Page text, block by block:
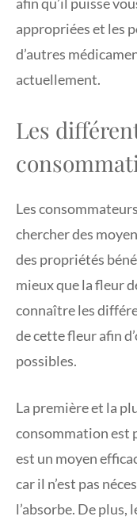
appropriées et les
d’autres
actuellement.
Les
Les
chercher des
des propriétés
mieux que la fleur
connaître les
de cette fleur afin
possibles.
La première et la
consommation est
est un moyen
car il n’est pas
l’absorbe. De